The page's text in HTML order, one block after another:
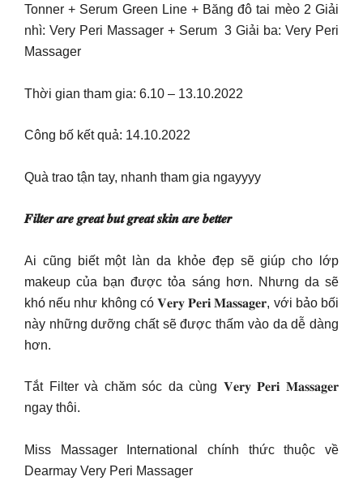
Tonner + Serum Green Line + Băng đô tai mèo 2 Giải
nhì: Very Peri Massager + Serum ️ 3 Giải ba: Very Peri
Massager
Thời gian tham gia: 6.10 – 13.10.2022
Công bố kết quả: 14.10.2022
Quà trao tận tay, nhanh tham gia ngayyyy
𝑭𝒊𝒍𝒕𝒆𝒓 𝒂𝒓𝒆 𝒈𝒓𝒆𝒂𝒕 𝒃𝒖𝒕 𝒈𝒓𝒆𝒂𝒕 𝒔𝒌𝒊𝒏 𝒂𝒓𝒆 𝒃𝒆𝒕𝒕𝒆𝒓
Ai cũng biết một làn da khỏe đẹp sẽ giúp cho lớp
makeup của bạn được tỏa sáng hơn. Nhưng da sẽ
khó nếu như không có 𝐕𝐞𝐫𝐲 𝐏𝐞𝐫𝐢 𝐌𝐚𝐬𝐬𝐚𝐠𝐞𝐫, với bảo bối
này những dưỡng chất sẽ được thấm vào da dễ dàng
hơn.
Tắt Filter và chăm sóc da cùng 𝐕𝐞𝐫𝐲 𝐏𝐞𝐫𝐢 𝐌𝐚𝐬𝐬𝐚𝐠𝐞𝐫
ngay thôi.
Miss Massager International chính thức thuộc về
Dearmay Very Peri Massager